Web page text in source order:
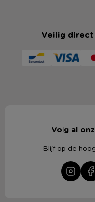
Veilig
Volg al
Blijf op de